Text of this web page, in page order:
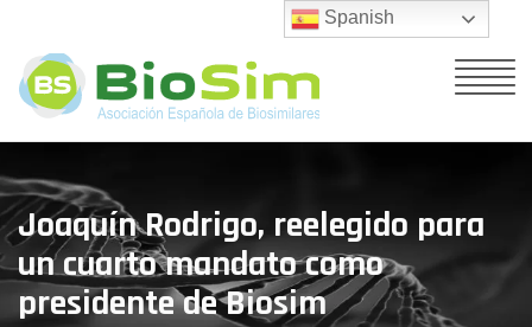
Joaquín Rodrigo, reelegido para
un cuarto mandato como
presidente de Biosim
Spanish